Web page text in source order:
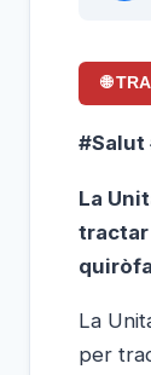
🌐
#Salut
La
tractar
La
per